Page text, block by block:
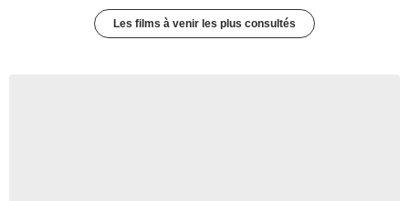
Les films à venir les plus consultés